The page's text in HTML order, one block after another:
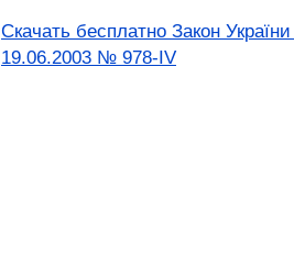
Скачать бесплатно Закон
19.06.2003 № 978-IV